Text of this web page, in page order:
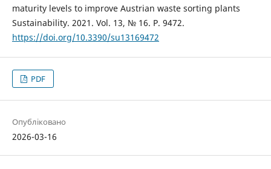
maturity levels to improve Austrian waste sorting plants
Sustainability. 2021. Vol. 13, № 16. P. 9472.
https://doi.org/10.3390/su13169472
PDF
Опубліковано
2026-03-16